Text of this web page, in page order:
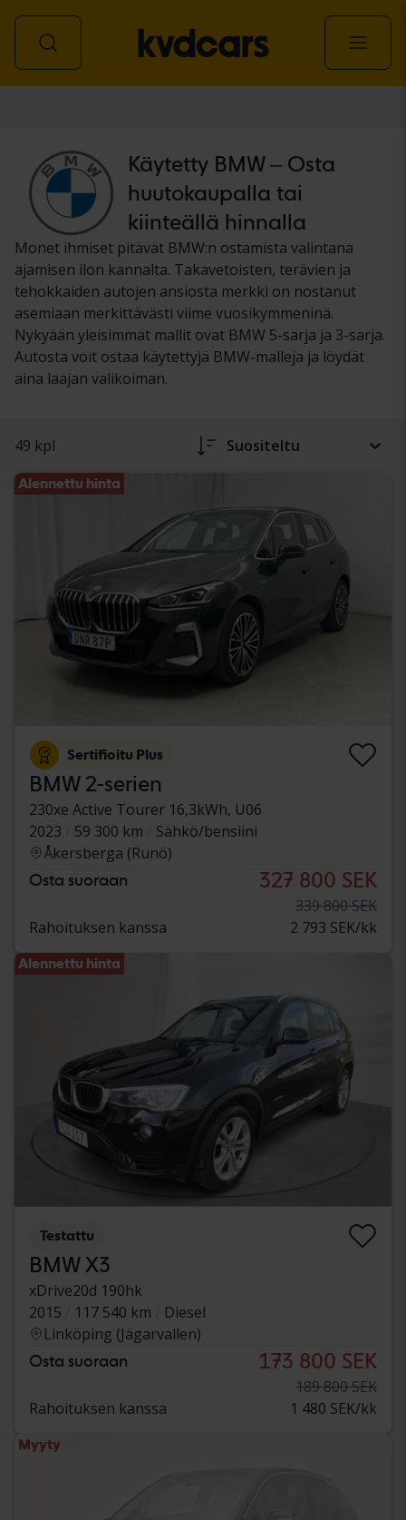
Käytetty BMW – Osta
huutokaupalla tai
kiinteällä hinnalla
Monet ihmiset pitävät BMW:n ostamista valintana
ajamisen ilon kannalta. Takavetoisten, terävien ja
tehokkaiden autojen ansiosta merkki on nostanut
asemiaan merkittävästi viime vuosikymmeninä.
Nykyään yleisimmät mallit ovat BMW 5-sarja ja 3-sarja.
Autosta voit ostaa käytettyjä BMW-malleja ja löydät
aina laajan valikoiman.
49 kpl Suositeltu
Alennettu hinta
Sertifioitu Plus
BMW 2-serien
230xe Active Tourer 16,3kWh, U06
2023
59 300 km
Sähkö/bensiini
Åkersberga (Runö)
Osta suoraan 327 800 SEK
339 800 SEK
Rahoituksen kanssa
2 793 SEK/kk
Alennettu hinta
Testattu
BMW X3
xDrive20d 190hk
2015
117 540 km
Diesel
Linköping (Jägarvallen)
Osta suoraan 173 800 SEK
189 800 SEK
Rahoituksen kanssa
1 480 SEK/kk
Myyty